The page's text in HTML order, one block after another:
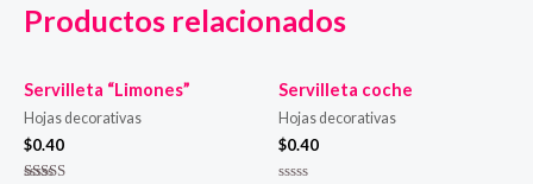
Productos relacionados
Servilleta “Limones”
Hojas decorativas
$0.40
Servilleta coche
Hojas decorativas
$0.40